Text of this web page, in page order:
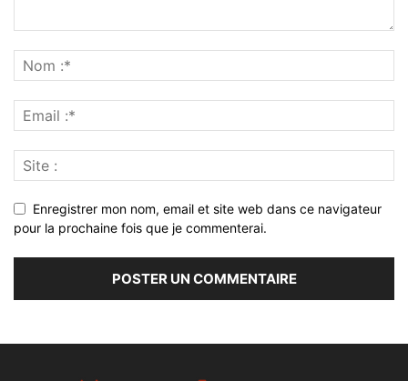
Enregistrer mon nom, email et site web dans ce navigateur
pour la prochaine fois que je commenterai.